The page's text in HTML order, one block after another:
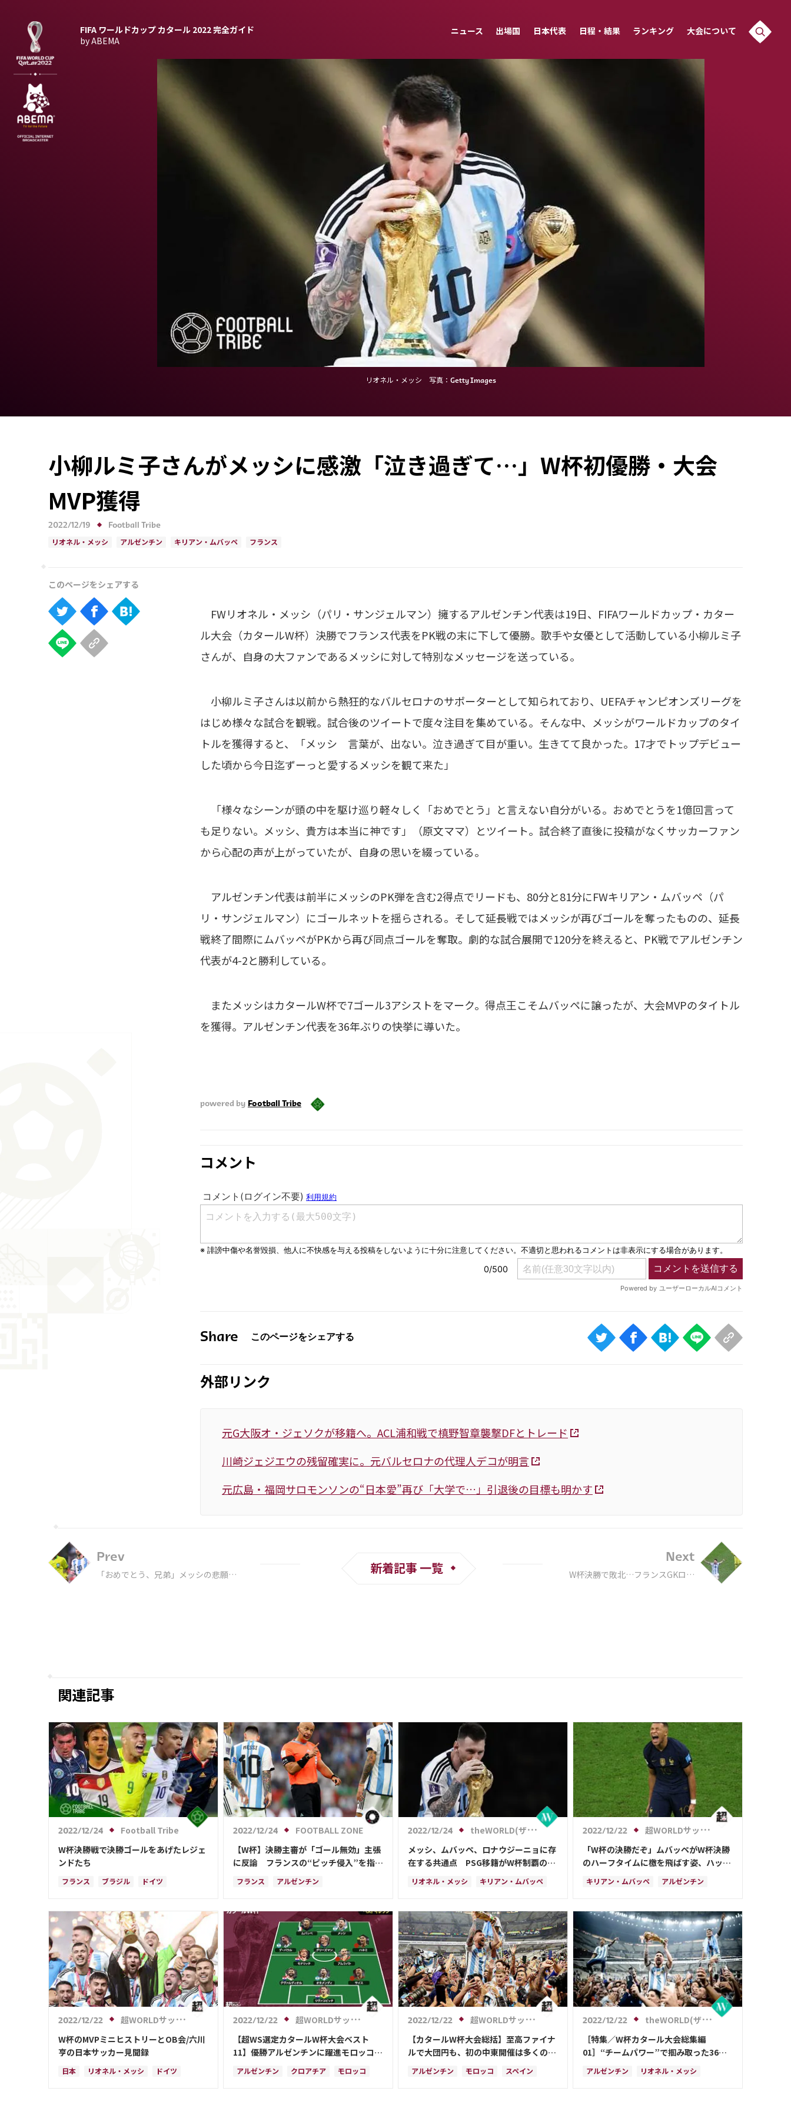
FIFA ワールドカップ カタール 2022完全ガイド
by ABEMA
ニュース 出場国 日本代表 日程・結果 ランキング 大会について
リオネル・メッシ 写真：Getty Images
小柳ルミ子さんがメッシに感激「泣き過ぎて…」W杯初優勝・大会
MVP獲得
2022/12/19 Football Tribe
リオネル・メッシ アルゼンチン キリアン・ムバッペ フランス
FWリオネル・メッシ（パリ・サンジェルマン）擁するアルゼンチン代表は19日、FIFAワールドカップ・カター
ル大会（カタールW杯）決勝でフランス代表をPK戦の末に下して優勝。歌手や女優として活動している小柳ルミ子
さんが、自身の大ファンであるメッシに対して特別なメッセージを送っている。
小柳ルミ子さんは以前から熱狂的なバルセロナのサポーターとして知られており、UEFAチャンピオンズリーグを
はじめ様々な試合を観戦。試合後のツイートで度々注目を集めている。そんな中、メッシがワールドカップのタイ
トルを獲得すると、「メッシ 言葉が、出ない。泣き過ぎて目が重い。生きてて良かった。17才でトップデビュー
した頃から今日迄ずーっと愛するメッシを観て来た」
「様々なシーンが頭の中を駆け巡り軽々しく「おめでとう」と言えない自分がいる。おめでとうを1億回言って
も足りない。メッシ、貴方は本当に神です」（原文ママ）とツイート。試合終了直後に投稿がなくサッカーファン
から心配の声が上がっていたが、自身の思いを綴っている。
アルゼンチン代表は前半にメッシのPK弾を含む2得点でリードも、80分と81分にFWキリアン・ムバッペ（パ
リ・サンジェルマン）にゴールネットを揺らされる。そして延長戦ではメッシが再びゴールを奪ったものの、延長
戦終了間際にムバッペがPKから再び同点ゴールを奪取。劇的な試合展開で120分を終えると、PK戦でアルゼンチン
代表が4-2と勝利している。
またメッシはカタールW杯で7ゴール3アシストをマーク。得点王こそムバッペに譲ったが、大会MVPのタイトル
を獲得。アルゼンチン代表を36年ぶりの快挙に導いた。
powered by Football Tribe
コメント
Share
外部リンク
元G大阪オ・ジェソクが移籍へ。ACL浦和戦で槙野智章襲撃DFとトレード
川崎ジェジエウの残留確実に。元バルセロナの代理人デコが明言
元広島・福岡サロモンソンの“日本愛”再び「大学で…」引退後の目標も明かす
Prev
「おめでとう、兄弟」メッシの悲願達
新着記事 一覧
Next
W杯決勝で敗北…フランスGKロリ
関連記事
2022/12/24
Football Tribe
W杯決勝戦で決勝ゴールをあげたレジェ
ンドたち
フランス ブラジル ドイツ
スペイン イングランド 日本
リオネル・メッシ 三笘 薫
サウジアラビア クロアチア オランダ
ウェールズ 日本代表
ケイラー・ナバス
2022/12/24
FOOTBALL ZONE
【W杯】決勝主審が「ゴール無効」主張
に反論 フランスの“ピッチ侵入”を指摘
「7人がピッチの中にいた」
フランス アルゼンチン
キリアン・ムバッペ
2022/12/24
theWORLD(ザ・ワールドWeb)
メッシ、ムバッペ、ロナウジーニョに存
在する共通点 PSG移籍がW杯制覇の鍵
を握る？
リオネル・メッシ キリアン・ムバッペ
アメリカ
2022/12/22
超WORLDサッカー!
「W杯の決勝だぞ」ムバッペがW杯決勝
のハーフタイムに檄を飛ばす姿、ハット
トリックの裏側が公開
キリアン・ムバッペ アルゼンチン
2022/12/22
超WORLDサッカー!
W杯のMVPミニヒストリーとOB会/六川
亨の日本サッカー見聞録
日本 リオネル・メッシ ドイツ
2022/12/22
超WORLDサッカー!
【超WS選定カタールW杯大会ベスト
11】優勝アルゼンチンに躍進モロッコ＆
クロアチアから最多3選手
アルゼンチン クロアチア モロッコ
2022/12/22
超WORLDサッカー!
【カタールW杯大会総括】至高ファイナ
ルで大団円も、初の中東開催は多くの課
題残す
アルゼンチン モロッコ スペイン
2022/12/22
theWORLD(ザ・ワールドWeb)
［特集／W杯カタール大会総集編
01］“チームパワー”で掴み取った36年
ぶりのトロフィー アルゼンチン・激闘
7番勝負
アルゼンチン リオネル・メッシ